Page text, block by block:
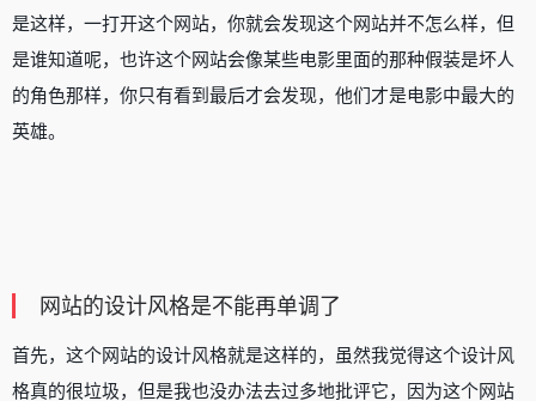
是这样，一打开这个网站，你就会发现这个网站并不怎么样，但
是谁知道呢，也许这个网站会像某些电影里面的那种假装是坏人
的角色那样，你只有看到最后才会发现，他们才是电影中最大的
英雄。
网站的设计风格是不能再单调了
首先，这个网站的设计风格就是这样的，虽然我觉得这个设计风
格真的很垃圾，但是我也没办法去过多地批评它，因为这个网站